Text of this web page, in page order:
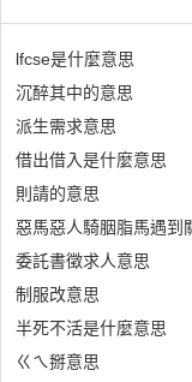
lfcse是什麼意思
沉醉其中的意思
派生需求意思
借出借入是什麼意思
則請的意思
惡馬惡人騎胭脂馬遇到
委託書徵求人意思
制服改意思
半死不活是什麼意思
ㄍㄟ掰意思